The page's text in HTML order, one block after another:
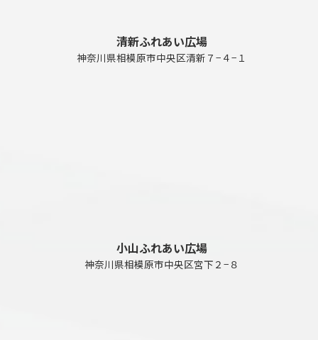
清新ふれあい広場
神奈川県相模原市中央区清新７−４−１
小山ふれあい広場
神奈川県相模原市中央区宮下２−８